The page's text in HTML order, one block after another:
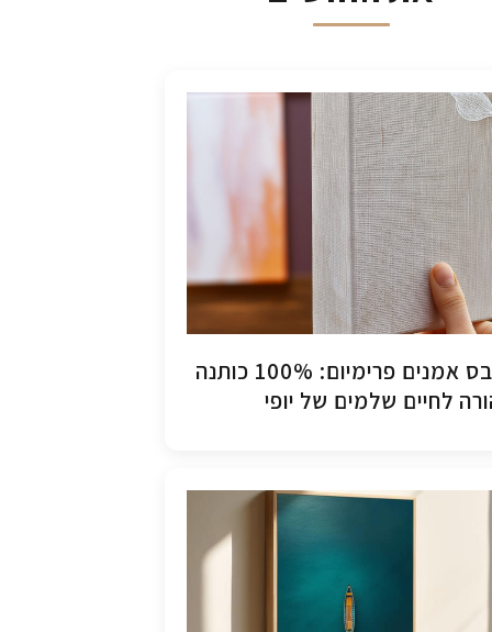
קנבס אמנים פרימיום: 100% כותנה
לחיים שלמים של יופי